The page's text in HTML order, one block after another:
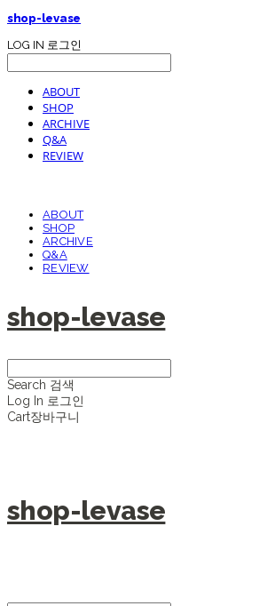
shop-levase
LOG IN 로그인
ABOUT
SHOP
ARCHIVE
Q&A
REVIEW
ABOUT
SHOP
ARCHIVE
Q&A
REVIEW
shop-levase
Search 검색
Log In 로그인
Cart장바구니
shop-levase